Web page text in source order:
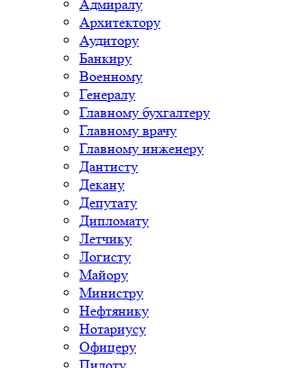
Адмиралу
Архитектору
Аудитору
Банкиру
Военному
Генералу
Главному бухгалтеру
Главному врачу
Главному инженеру
Дантисту
Декану
Депутату
Дипломату
Летчику
Логисту
Майору
Министру
Нефтянику
Нотариусу
Офицеру